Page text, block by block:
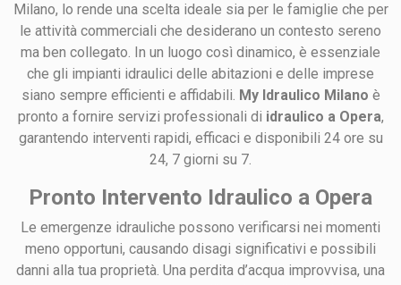
Milano, lo rende una scelta ideale sia per le famiglie che per
le attività commerciali che desiderano un contesto sereno
ma ben collegato. In un luogo così dinamico, è essenziale
che gli impianti idraulici delle abitazioni e delle imprese
siano sempre efficienti e affidabili. My Idraulico Milano è
pronto a fornire servizi professionali di idraulico a Opera,
garantendo interventi rapidi, efficaci e disponibili 24 ore su
24, 7 giorni su 7.
Pronto Intervento Idraulico a Opera
Le emergenze idrauliche possono verificarsi nei momenti
meno opportuni, causando disagi significativi e possibili
danni alla tua proprietà. Una perdita d’acqua improvvisa, una